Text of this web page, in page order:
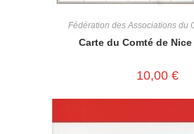
Fédération des Associations du
Carte du Comté de Nice
10,00 €